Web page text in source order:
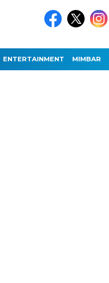
ENTERTAINMENT MIMBAR